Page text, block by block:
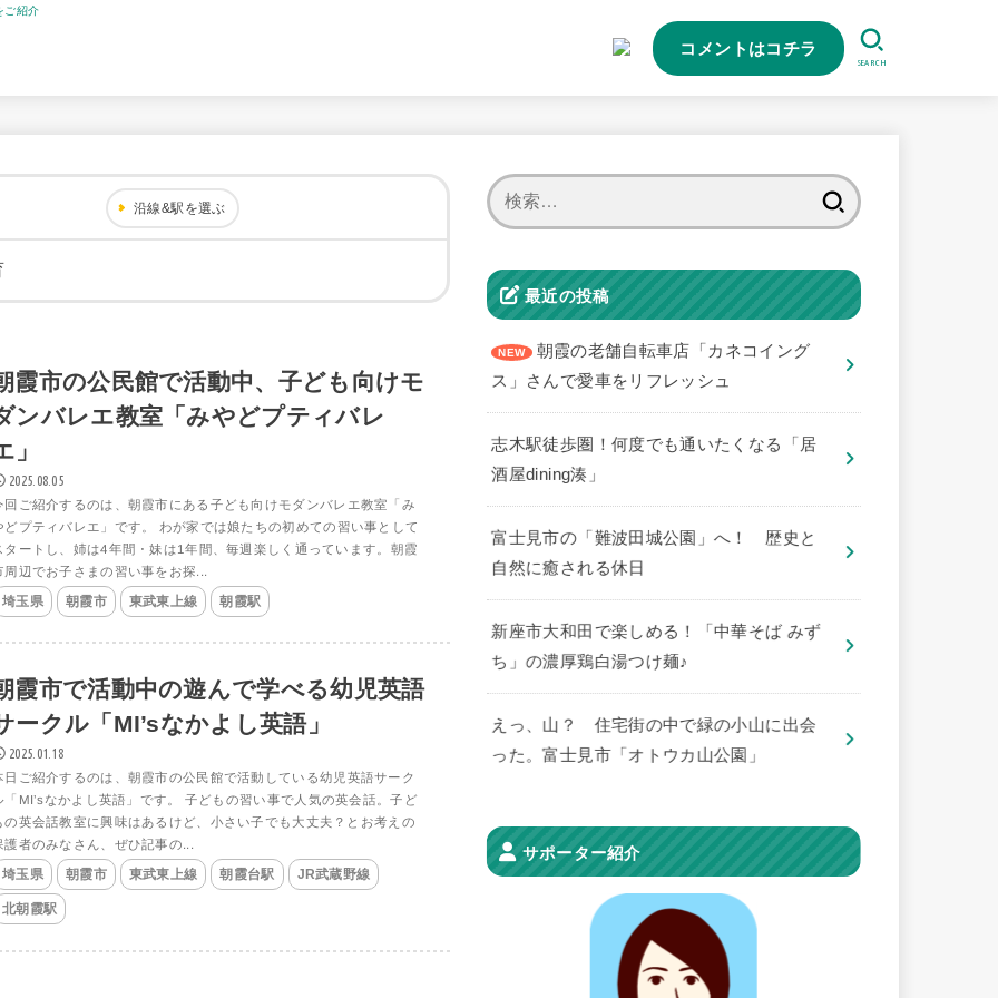
ご紹介
コメントはコチラ
SEARCH
沿線&駅を選ぶ
霞市の公民館で活動中、子ども向けモ
ンバレエ教室「みやどプティバレ
」
2025.08.05
回ご紹介するのは、朝霞市にある子ども向けモダンバレエ教室「み
どプティバレエ」です。 わが家では娘たちの初めての習い事として
タートし、姉は4年間・妹は1年間、毎週楽しく通っています。朝霞
周辺でお子さまの習い事をお探...
埼玉県 朝霞市 東武東上線 朝霞駅
霞市で活動中の遊んで学べる幼児英語
ークル「MI’sなかよし英語」
2025.01.18
日ご紹介するのは、朝霞市の公民館で活動している幼児英語サーク
「MI’sなかよし英語」です。 子どもの習い事で人気の英会話。子ど
の英会話教室に興味はあるけど、小さい子でも大丈夫？とお考えの
護者のみなさん、ぜひ記事の...
埼玉県 朝霞市 東武東上線 朝霞台駅 JR武蔵野線
北朝霞駅
最近の投稿
朝霞の老舗自転車店「カネコイング
ス」さんで愛車をリフレッシュ
志木駅徒歩圏！何度でも通いたくなる「居
酒屋dining湊」
​富士見市の「難波田城公園」へ！ 歴史と
自然に癒される休日
新座市大和田で楽しめる！「中華そば みず
ち」の濃厚鶏白湯つけ麺♪
えっ、山？ 住宅街の中で緑の小山に出会
った。富士見市「オトウカ山公園」
サポーター紹介